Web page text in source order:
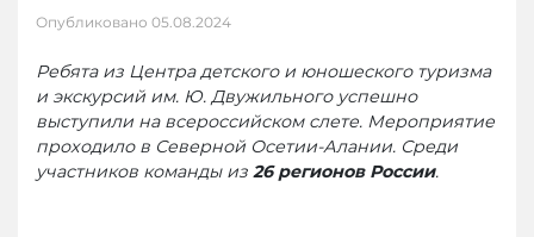
Опубликовано 05.08.2024
Ребята из Центра детского и юношеского туризма
и экскурсий им. Ю. Двужильного успешно
выступили на всероссийском слете. Мероприятие
проходило в Северной Осетии-Алании. Среди
участников команды из 26 регионов России.